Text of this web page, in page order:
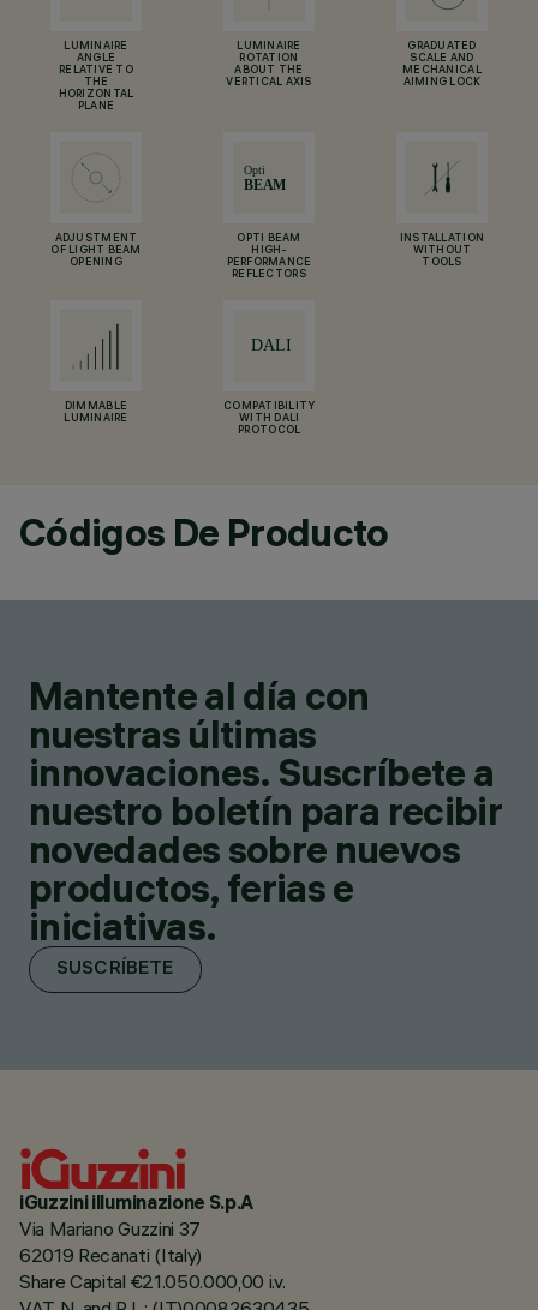
LUMINAIRE
ANGLE
RELATIVE TO
THE
HORIZONTAL
PLANE
LUMINAIRE
ROTATION
ABOUT THE
VERTICAL AXIS
GRADUATED
SCALE AND
MECHANICAL
AIMING LOCK
ADJUSTMENT
OF LIGHT BEAM
OPENING
OPTI BEAM
HIGH-
PERFORMANCE
REFLECTORS
INSTALLATION
WITHOUT
TOOLS
DIMMABLE
LUMINAIRE
COMPATIBILITY
WITH DALI
PROTOCOL
Códigos De Producto
Mantente al día con
nuestras últimas
innovaciones. Suscríbete a
nuestro boletín para recibir
novedades sobre nuevos
productos, ferias e
iniciativas.
SUSCRÍBETE
iGuzzini illuminazione S.p.A
Via Mariano Guzzini 37
62019 Recanati (Italy)
Share Capital €21.050.000,00 i.v.